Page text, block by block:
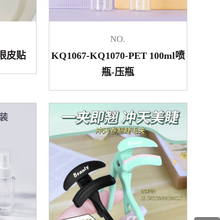
皮贴
NO.
KQ1067-KQ1070-PET 100ml喷
瓶-压瓶